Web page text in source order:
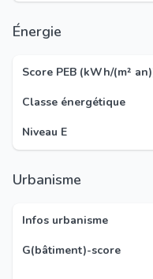
Énergie
Score PEB (kWh/(m²
Classe énergétique
Niveau E
Urbanisme
Infos urbanisme
G(bâtiment)-score